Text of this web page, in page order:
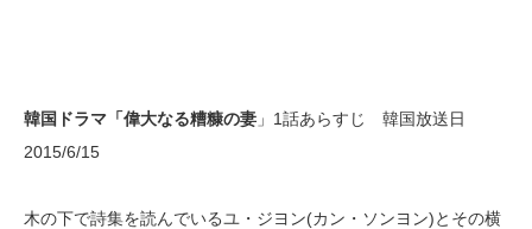
韓国ドラマ「偉大なる糟糠の妻 」1話あらすじ 韓国放送日
2015/6/15
木の下で詩集を読んでいるユ・ジヨン(カン・ソンヨン)とその横